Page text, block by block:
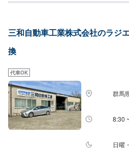
ので、お気軽にお問い合わせください。ブ
ドバイスを心掛けております。
ファーにてお問い合わせ【2】お見積り【
作業開始【4】仕上がり次第納車-----納期に
さい。-----代車について-----無料の代車をご
代車をご利用ください。※代車の燃料代はお
す。-----ご来店時の注意、受付方法-----当工
ら５分入庫の際はお気をつけてお越しくだ
いているスペースに駐車してください。受
しました」とお伝えください。ご案内いた
休日：日曜日営業時間：9:00~19:00
三和自動車工業株式会社のラジ
換
代車OK
群馬
8:30
日曜